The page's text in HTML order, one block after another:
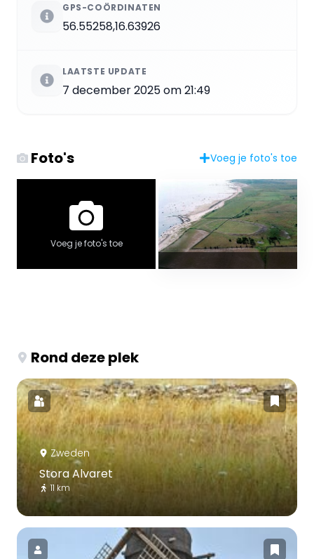
GPS-COÖRDINATEN
56.55258,16.63926
LAATSTE UPDATE
7 december 2025 om 21:49
Foto's Voeg je foto's toe
Voeg je foto's toe
Rond deze plek
Zweden
Stora Alvaret
11 km